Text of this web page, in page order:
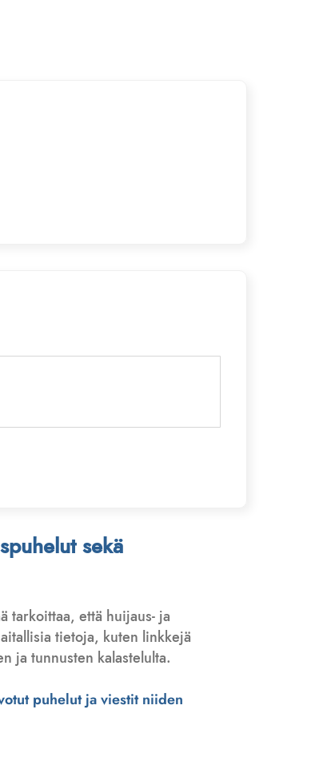
sekä
tarkoittaa, että huijaus- ja
tietoja, kuten linkkejä
ja tunnusten kalastelulta.
puhelut ja viestit niiden